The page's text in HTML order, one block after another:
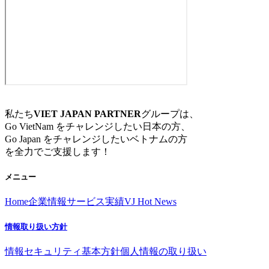
私たちVIET JAPAN PARTNERグループは、
Go VietNam をチャレンジしたい日本の方、
Go Japan をチャレンジしたいベトナムの方
を全力でご支援します！
メニュー
Home企業情報サービス実績VJ Hot News
情報取り扱い方針
情報セキュリティ基本方針個人情報の取り扱い